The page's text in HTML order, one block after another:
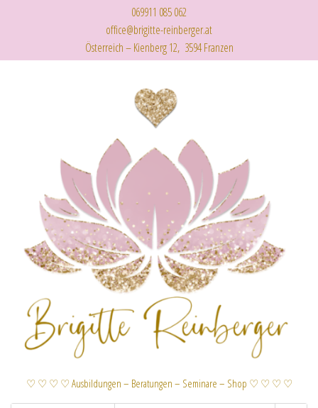
069911 085 062
office@brigitte-reinberger.at
Österreich – Kienberg 12, 3594 Franzen
♡ ♡ ♡ ♡ Ausbildungen – Beratungen – Seminare – Shop ♡ ♡ ♡ ♡